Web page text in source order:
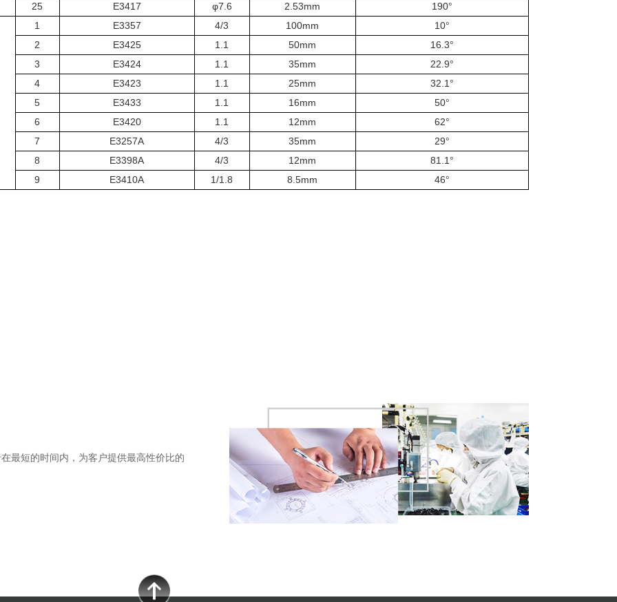
25
E3417 φ7.6 2.53mm
190°
1
E3357 4/3 100mm
10°
2
E3425 1.1 50mm
16.3°
3
E3424 1.1 35mm
22.9°
4
E3423 1.1 25mm
32.1°
5
E3433 1.1 16mm
50°
6
E3420 1.1 12mm
62°
7
E3257A 4/3 35mm
29°
8
E3398A 4/3 12mm
81.1°
9
E3410A 1/1.8 8.5mm 46°
最短的时间内，为客户提供最高性价比的